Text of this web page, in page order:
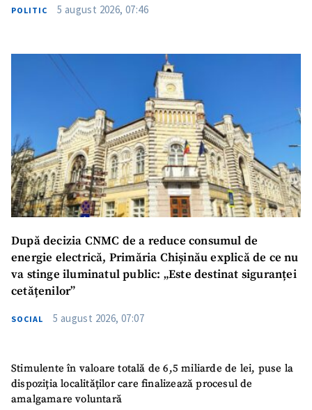
POLITIC 5 august 2026, 07:46
După decizia CNMC de a reduce consumul de
energie electrică, Primăria Chișinău explică de ce nu
va stinge iluminatul public: „Este destinat siguranței
cetățenilor”
SOCIAL 5 august 2026, 07:07
Stimulente în valoare totală de 6,5 miliarde de lei, puse la
dispoziția localităților care finalizează procesul de
amalgamare voluntară